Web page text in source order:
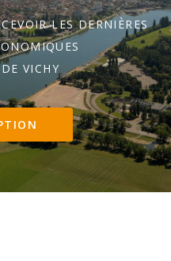
LES DERNIÈRES
VICHY